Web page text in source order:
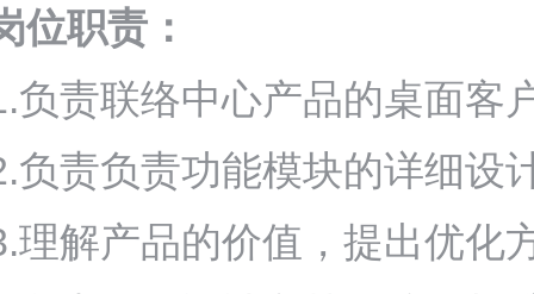
位职责：
负责联络中心产品的桌面客
负责负责功能模块的详细设
理解产品的价值，提出优化